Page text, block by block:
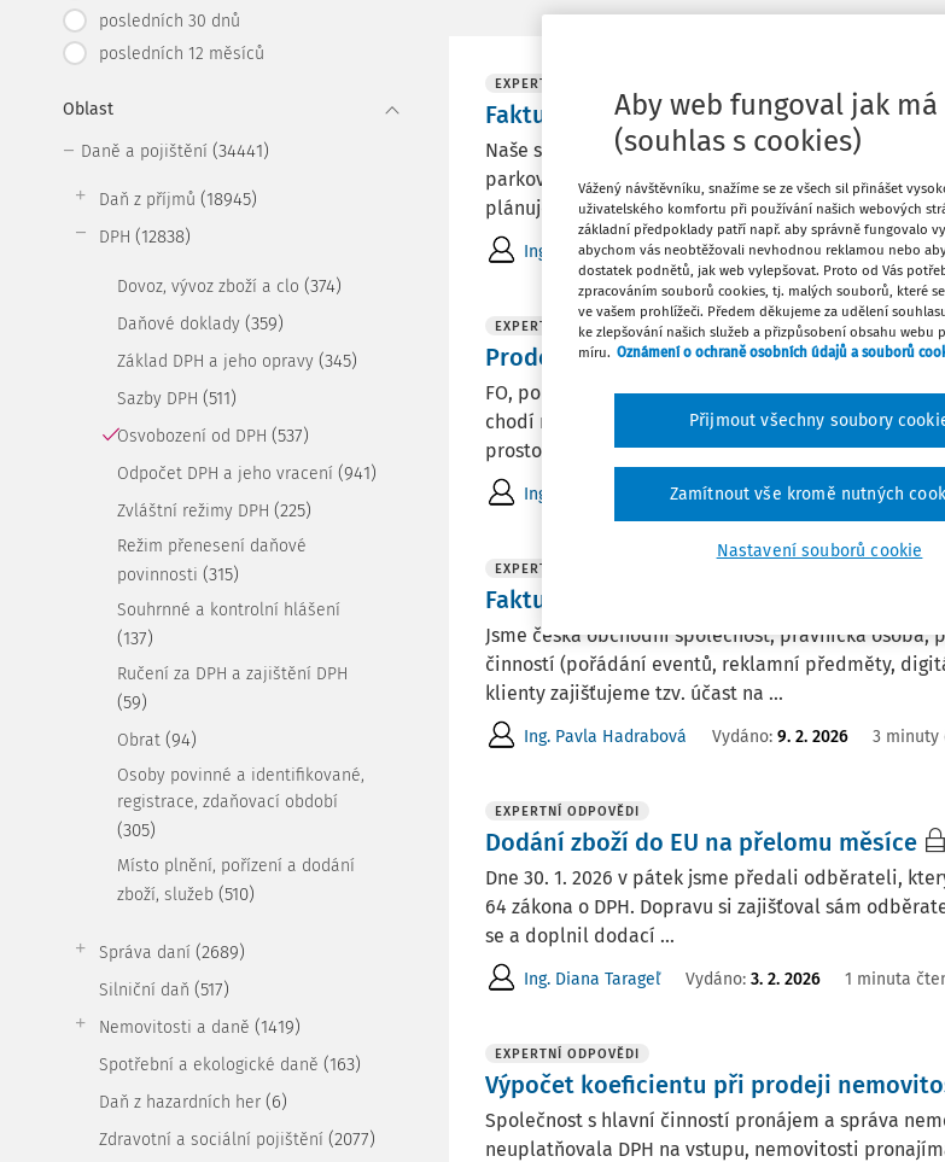
posledních 30 dnů
posledních 12 měsíců
Oblast
Daně a pojištění (34441)
Daň z příjmů (18945)
DPH (12838)
Dovoz, vývoz zboží a clo (374)
Daňové doklady (359)
Základ DPH a jeho opravy (345)
Sazby DPH (511)
Osvobození od DPH (537)
Odpočet DPH a jeho vracení (941)
Zvláštní režimy DPH (225)
Režim přenesení daňové
povinnosti (315)
Souhrnné a kontrolní hlášení
(137)
Ručení za DPH a zajištění DPH
(59)
Obrat (94)
Osoby povinné a identifikované,
registrace, zdaňovací období
(305)
Místo plnění, pořízení a dodání
zboží, služeb (510)
Správa daní (2689)
Silniční daň (517)
Nemovitosti a daně (1419)
Spotřební a ekologické daně (163)
Daň z hazardních her (6)
Zdravotní a sociální pojištění (2077)
EXPERTNÍ ODPOVĚDI
Faktura za neoprávněné parkování a DPH
Naše společnost (A) obdržela fakturu za
parkovací místo má v pronájmu společnost (B).
plánujeme přefakturovat ...
Ing. Martin Děrgel Vydáno: 11. 2. 2026 5 minut
EXPERTNÍ ODPOVĚDI
Prodej služeb a zboží neplátcem do EU
FO, podnikatel, neplátce DPH. Na základě
chodí na účet dodavatele platba 300 EUR měsíčně.
prostorách, pronajatých k podnikání ...
Ing. Radko Doležal Vydáno: 11. 2. 2026 3 minuty
EXPERTNÍ ODPOVĚDI
Fakturace letenek klientovi s 0% DPH
Jsme česká obchodní společnost, právnická
činností (pořádání eventů, reklamní předměty,
klienty zajišťujeme tzv. účast na ...
Ing. Pavla Hadrabová Vydáno: 9. 2. 2026 3 minuty
EXPERTNÍ ODPOVĚDI
Dodání zboží do EU na přelomu měsíce
Dne 30. 1. 2026 v pátek jsme předali odběrateli,
64 zákona o DPH. Dopravu si zajišťoval sám
se a doplnil dodací ...
Ing. Diana Tarageľ Vydáno: 3. 2. 2026 1 minuta
EXPERTNÍ ODPOVĚDI
Výpočet koeficientu při prodeji
Společnost s hlavní činností pronájem a správa
neuplatňovala DPH na vstupu, nemovitosti
Aby web fungoval jak má
(souhlas s cookies)
Vážený návštěvníku, snažíme se ze všech sil přinášet
uživatelského komfortu při používání našich webových
základní předpoklady patří např. aby správně fungovalo
abychom vás neobtěžovali nevhodnou reklamou nebo
dostatek podnětů, jak web vylepšovat. Proto od Vás
zpracováním souborů cookies, tj. malých souborů, které
ve vašem prohlížeči. Předem děkujeme za udělení
ke zlepšování našich služeb a přizpůsobení obsahu webu
míru. Oznámení o ochraně osobních údajů a souborů
Nastavení souborů cookie
Zamítnout vše kromě nutných
Přijmout všechny soubory